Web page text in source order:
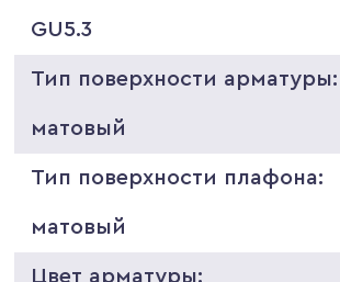
GU5.3
Тип поверхности арматуры:
матовый
Тип поверхности плафона:
матовый
Цвет арматуры: